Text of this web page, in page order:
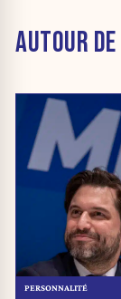
AUTOUR DE
PERSONNALITÉ